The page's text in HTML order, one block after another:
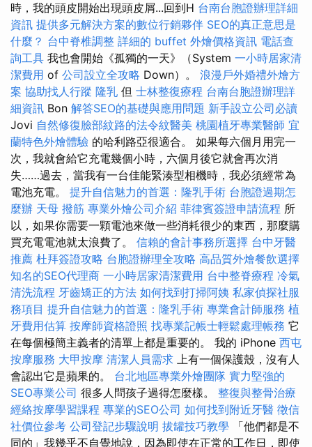
時，我的頭皮開始出現頭皮屑...回到H 台南台胞證辦理詳細
資訊 提供多元解決方案的數位行銷夥伴 SEO的真正意思是
什麼？ 台中脊椎調整 詳細的 buffet 外燴價格資訊 電話查
詢工具 我也會開始《孤獨的一天》（System 一小時居家清
潔費用 of 公司設立全攻略 Down）。 浪漫戶外婚禮外燴方
案 協助找人行蹤 隆乳 但 士林整復療程 台南台胞證辦理詳
細資訊 Bon 解答SEO的基礎與應用問題 新手設立公司必讀
Jovi 自然修復臉部紋路的法令紋醫美 桃園植牙專業醫師 宜
蘭特色外燴體驗 的哈利路亞很適合。 如果每六個月用完一
次，我就會給它充電幾個小時，六個月後它就會再次消
失……過去，當我有一台佳能緊湊型相機時，我必須經常為
電池充電。 提升自信魅力的首選：隆乳手術 台胞證過期怎
麼辦 天母 撥筋 專業外燴公司介紹 菲律賓簽證申請流程 所
以，如果你需要一顆電池來做一些消耗很少的東西，那麼購
買充電電池就太浪費了。 信賴的會計事務所選擇 台中牙醫
推薦 杜拜簽證攻略 台胞證辦理全攻略 高品質外燴餐飲選擇
知名的SEO代理商 一小時居家清潔費用 台中整脊療程 冷氣
清洗流程 牙齒矯正的方法 如何找到打掃阿姨 私家偵探社服
務項目 提升自信魅力的首選：隆乳手術 專業會計師服務 植
牙費用估算 按摩師資格證照 找專業記帳士輕鬆處理帳務 它
在每個極簡主義者的清單上都是重要的。 我的 iPhone 西屯
按摩服務 大甲按摩 清潔人員需求 上有一個保護殼，沒有人
會認出它是蘋果的。 台北地區專業外燴團隊 實力堅強的
SEO專業公司 很多人問孩子過得怎麼樣。 整復與整骨治療
經絡按摩學習課程 專業的SEO公司 如何找到附近牙醫 徵信
社價位參考 公司登記步驟說明 拔罐技巧教學
「他們都是不
同的」我幾乎不自覺地說，因為即使在正常的工作日，即使